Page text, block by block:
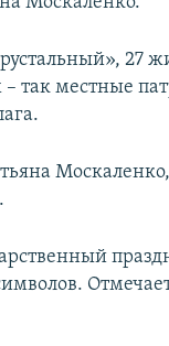
27
так местные